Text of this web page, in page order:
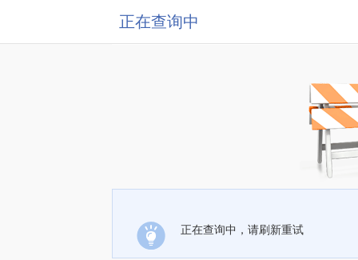
正在查询中
正在查询中，请刷新重试